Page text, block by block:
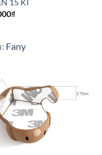
15 KÍ
₫
Fany